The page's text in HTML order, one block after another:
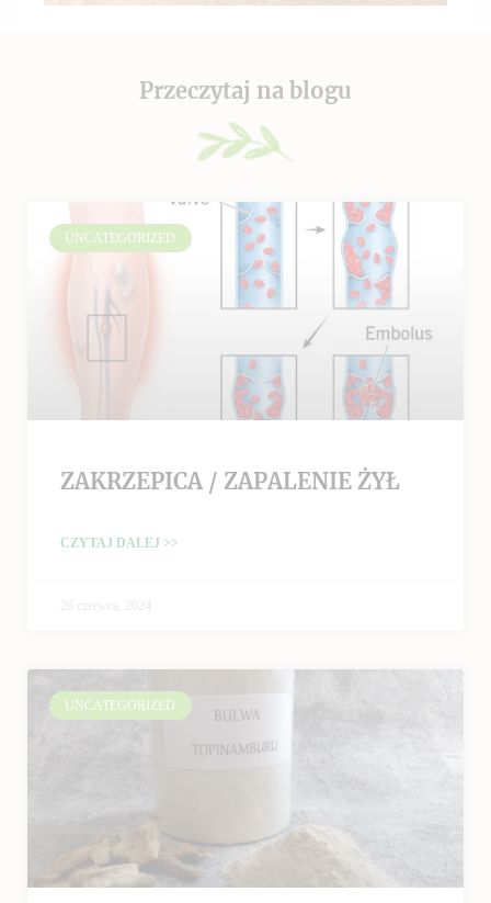
Przeczytaj na blogu
UNCATEGORIZED
ZAKRZEPICA / ZAPALENIE ŻYŁ
CZYTAJ DALEJ >>
26 czerwca, 2024
UNCATEGORIZED